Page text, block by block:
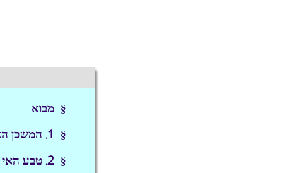
§ מבוא
§ 1. המשכן האלוהי
§ 2. טבע האי הנצחי